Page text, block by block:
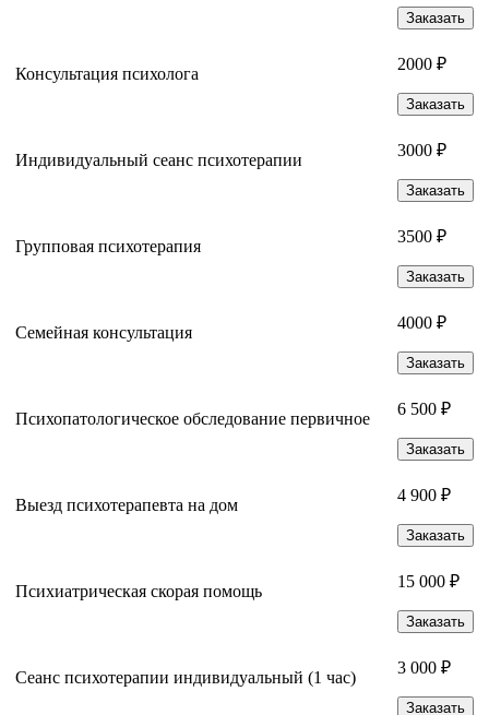
Заказать
Консультация психолога
2000 ₽
Заказать
Индивидуальный сеанс психотерапии
3000 ₽
Заказать
Групповая психотерапия
3500 ₽
Заказать
Семейная консультация
4000 ₽
Заказать
Психопатологическое обследование первичное
6 500 ₽
Заказать
Выезд психотерапевта на дом
4 900 ₽
Заказать
Психиатрическая скорая помощь
15 000 ₽
Заказать
Сеанс психотерапии индивидуальный (1 час)
3 000 ₽
Заказать